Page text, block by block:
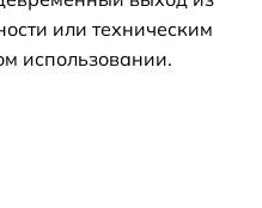
или техническим
использовании.